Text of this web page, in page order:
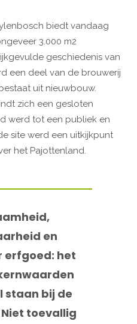
biedt vandaag
3.000 m2
geschiedenis van
een deel van de brouwerij
uit nieuwbouw.
zich een gesloten
werd tot een publiek en
site werd een uitkijkpunt
het Pajottenland.
en
erfgoed: het
staan bij de
Niet toevallig